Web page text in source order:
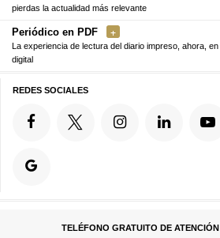
pierdas la actualidad más relevante
Periódico en PDF
La experiencia de lectura del diario impreso, ahora,
digital
REDES SOCIALES
TELÉFONO GRATUITO DE